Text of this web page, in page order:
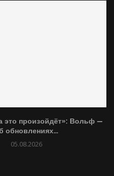
это произойдёт»: Вольф —
обновлениях...
05.08.2026